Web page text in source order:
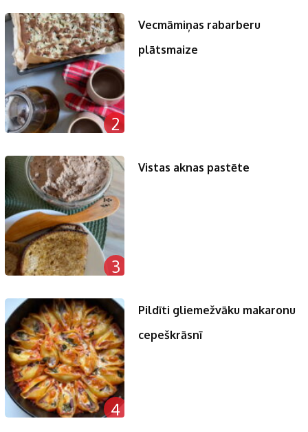
2
Vecmāmiņas rabarberu
plātsmaize
3
Vistas aknas pastēte
4
Pildīti gliemežvāku makaronu
cepeškrāsnī